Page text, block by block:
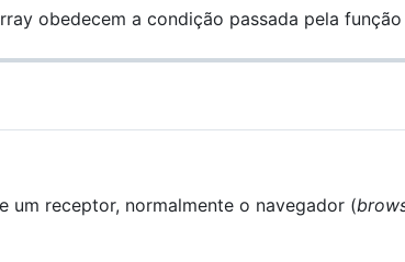
obedecem a condição passada pela função
um receptor, normalmente o navegador (